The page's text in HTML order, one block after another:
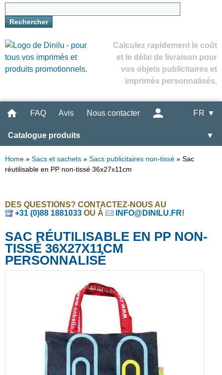
Calculez rapidement le coût
et le délai de livraison pour
vos objets publicitaires et
imprimés personnalisés.
FAQ Avis Nous contacter FR ▼
Catalogue produits ▼
Home » Sacs et sachets » Sacs publicitaires non-tissé » Sac
réutilisable en PP non-tissé 36x27x11cm
DES QUESTIONS? CONTACTEZ-NOUS AU
+31 (0)88 1881033 OU À INFO@DINILU.FR!
SAC RÉUTILISABLE EN PP NON-
TISSÉ 36X27X11CM
PERSONNALISÉ